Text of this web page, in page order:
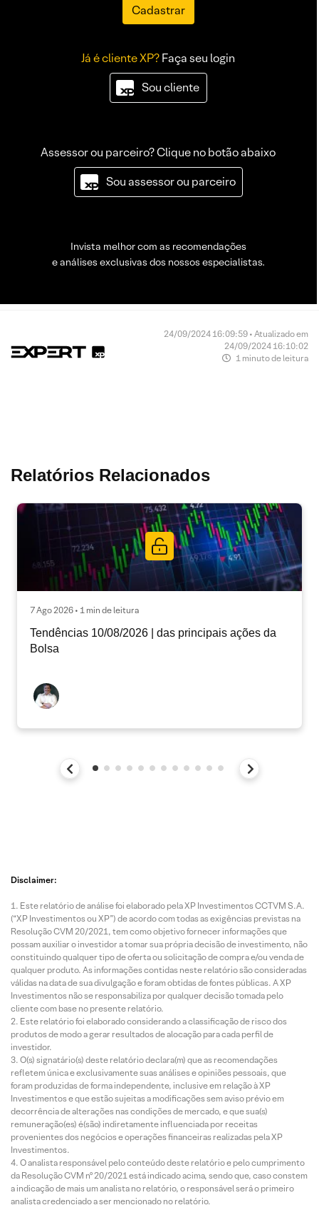
Cadastrar
Já é cliente XP?Faça seu login
Sou cliente
Assessor ou parceiro? Clique no botão abaixo
Sou assessor ou parceiro
Invista melhor com as recomendações
e análises exclusivas dos nossos especialistas.
24/09/2024 16:09:59 • Atualizado em
24/09/2024 16:10:02
1 minuto de leitura
Relatórios Relacionados
7 Ago 2026 • 1 min de leitura
Tendências 10/08/2026 | das principais ações da
Bolsa
Disclaimer:
Este relatório de análise foi elaborado pela XP Investimentos CCTVM S.A.
(“XP Investimentos ou XP”) de acordo com todas as exigências previstas na
Resolução CVM 20/2021, tem como objetivo fornecer informações que
possam auxiliar o investidor a tomar sua própria decisão de investimento, não
constituindo qualquer tipo de oferta ou solicitação de compra e/ou venda de
qualquer produto. As informações contidas neste relatório são consideradas
válidas na data de sua divulgação e foram obtidas de fontes públicas. A XP
Investimentos não se responsabiliza por qualquer decisão tomada pelo
cliente com base no presente relatório.
Este relatório foi elaborado considerando a classificação de risco dos
produtos de modo a gerar resultados de alocação para cada perfil de
investidor.
O(s) signatário(s) deste relatório declara(m) que as recomendações
refletem única e exclusivamente suas análises e opiniões pessoais, que
foram produzidas de forma independente, inclusive em relação à XP
Investimentos e que estão sujeitas a modificações sem aviso prévio em
decorrência de alterações nas condições de mercado, e que sua(s)
remuneração(es) é(são) indiretamente influenciada por receitas
provenientes dos negócios e operações financeiras realizadas pela XP
Investimentos.
O analista responsável pelo conteúdo deste relatório e pelo cumprimento
da Resolução CVM nº 20/2021 está indicado acima, sendo que, caso constem
a indicação de mais um analista no relatório, o responsável será o primeiro
analista credenciado a ser mencionado no relatório.